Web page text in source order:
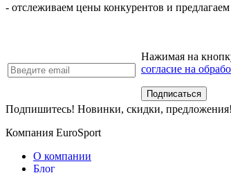
- отслеживаем цены конкурентов и
Нажимая на
согласие на
Подпишитесь! Новинки, скидки, предложения!
Компания EuroSport
О компании
Блог